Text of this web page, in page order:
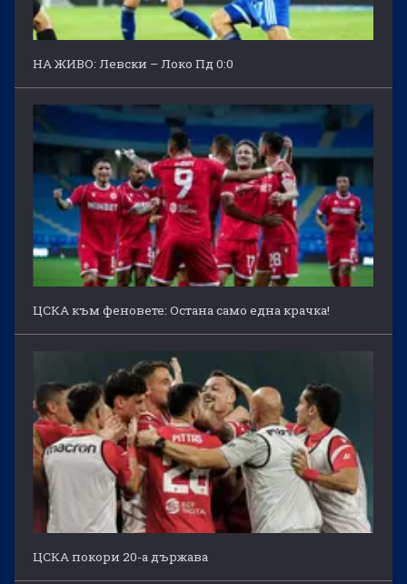
НА ЖИВО: Левски – Локо Пд 0:0
ЦСКА към феновете: Остана само една крачка!
ЦСКА покори 20-а държава